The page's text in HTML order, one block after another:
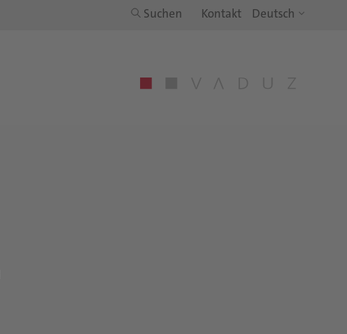
Suchen Kontakt